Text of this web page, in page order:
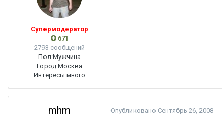
Супермодератор
671
2793 сообщений
Пол:Мужчина
Город:Москва
Интересы:много
mhm Опубликовано Сентябрь 26, 2008